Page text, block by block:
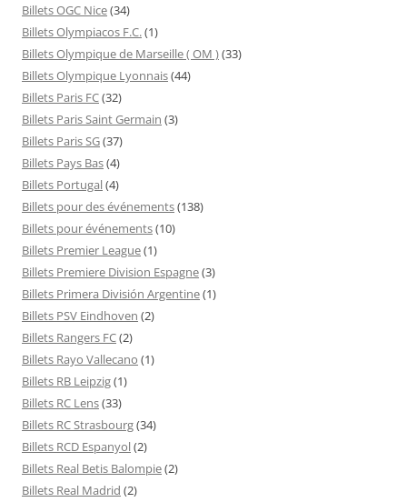
Billets OGC Nice(34)
Billets Olympiacos F.C.(1)
Billets Olympique de Marseille ( OM )(33)
Billets Olympique Lyonnais(44)
Billets Paris FC(32)
Billets Paris Saint Germain (3)
Billets Paris SG(37)
Billets Pays Bas(4)
Billets Portugal(4)
Billets pour des événements(138)
Billets pour événements(10)
Billets Premier League(1)
Billets Premiere Division Espagne(3)
Billets Primera División Argentine(1)
Billets PSV Eindhoven (2)
Billets Rangers FC(2)
Billets Rayo Vallecano (1)
Billets RB Leipzig(1)
Billets RC Lens(33)
Billets RC Strasbourg(34)
Billets RCD Espanyol(2)
Billets Real Betis Balompie(2)
Billets Real Madrid (2)